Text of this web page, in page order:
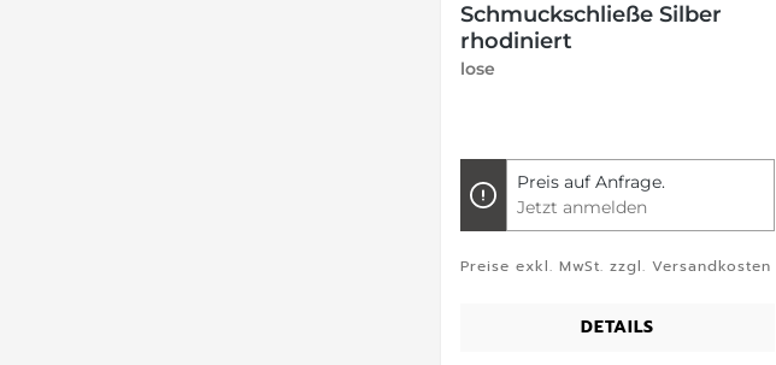
Schmuckschließe Silber
rhodiniert
lose
Preis auf Anfrage.
Jetzt anmelden
Preise exkl. MwSt. zzgl. Versandkosten
DETAILS